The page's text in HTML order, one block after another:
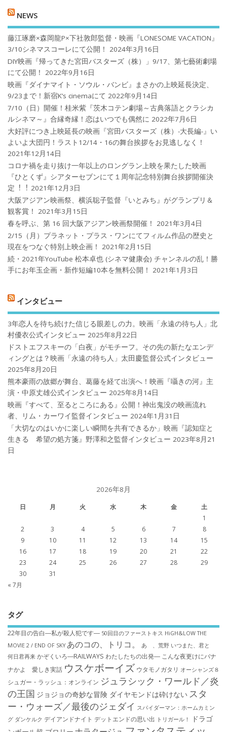
NEWS
藤江琢磨×森岡龍P×下社敦郎監督・映画『LONESOME VACATION』
3/10シネマスコーレにて公開！
2024年3月16日
DIY映画『帰ってきた宮田バスターズ（株）」9/17、第七藝術劇場
にて公開！
2022年9月16日
映画『ダイナマイト・ソウル・バンビ』まさかの上映延長決定、
9/23まで！新宿K’s cinemaにて 2022年9月14日
7/10（日）開催！桂米紫『茨木コテン劇場～古典落語とクラシカ
ルシネマ～』合縁奇縁！恋はいつでも偶然に 2022年7月6日
大好評につき上映延長の映画『宮田バスターズ（株）-大長編-』い
よいよ大団円！ラスト12/14・16の舞台挨拶をお見逃しなく！
2021年12月14日
コロナ禍を⾛り抜け⼀年以上のロングラン上映を果たした映画
『ひとくず』シアターセブンにて１周年記念特別舞台挨拶開催決
定︕︕ 2021年12月3日
大阪アジアン映画祭、横浜聡子監督『いとみち』がグランプリ＆
観客賞！
2021年3月15日
春を呼ぶ、第 16 回大阪アジアン映画祭開催！
2021年3月4日
2/15（月）プラネット・プラス・ワンにてフィルム作品の歴史と
現在をつなぐ特別上映企画！
2021年2月15日
続・2021年YouTube 松本卓也 (シネマ健康会) チャンネルの乱！勝
手にお年玉企画・新作短編10本を無料公開！
2021年1月3日
インタビュー
3年恋人を待ち続けた信じる眼差しの力。映画「永遠の待ち人」北
村優衣公式インタビュー 2025年8月22日
ドストエフスキーの「白夜」がモチーフ。その先の新たなエンデ
ィングとは？映画「永遠の待ち人」太田慶監督公式インタビュー
2025年8月20日
熊本豪雨の故郷が舞台、葛藤を経て出演へ！映画『囁きの河』主
演・中原丈雄公式インタビュー 2025年8月14日
映画『すべて、至るところにある』公開！神出鬼没の映画流れ
者、リム・カーワイ監督インタビュー 2024年1月31日
「大切なのはいかに楽しい瞬間を共有できるか」映画『認知症と
生きる 希望の処方箋』野澤和之監督インタビュー 2023年8月21
日
2026年8月
日 月 火 水 木 金
土
1
2
3 4 5 6 7
8
9
10 11 12 13 14
15
16
17 18 19 20 21
22
23
24 25 26 27 28
29
30
31
« 7月
タグ
22年目の告白―私が殺人犯です― 50回目のファーストキス HiGH&LOW THE
MOVIE 2 / END OF SKY あのコの、トリコ。 あゝ、荒野 いつまた、君と
何日君再来 かぞくいろ―RAILWAYS わたしたちの出発― こんな夜更けにバナ
ナかよ 愛しき実話 ウスケボーイズ ウタモノガタリ オーシャンズ８
シュガー・ラッシュ：オ​ンライン ジュラシック・ワールド／炎
の王国 ジョジョの奇妙な冒険 ダイヤモンドは砕けない スタ
ー・ウォーズ／最後のジェダイ スパイダーマン：ホームカミン
グ ダンケルク デイアンドナイト デットエンドの思い出 トリガール！
ドラゴ